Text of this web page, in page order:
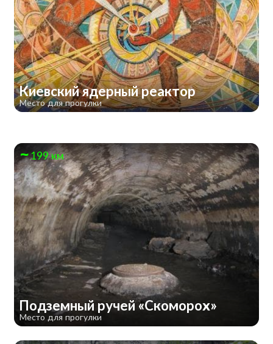
Киевский ядерный реактор
Место для прогулки
199 км
Подземный ручей «Скоморох»
Место для прогулки